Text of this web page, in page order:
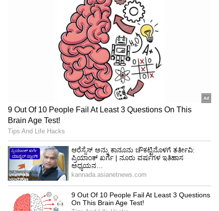
ಕೂಡ ಅಗತ್ಯ. ಕೆಲವರು ಪ್ರತಿ ದಿನ ಆರರಿಂದ ಏಳು ಗಂಟೆ ನಿದ್ರೆ
ಮಾಡ್ತಾರೆ. ಆದ್ರೆ ನಿದ್ರೆ ಗಾಢವಾಗಿರೋದಿಲ್ಲ. ಅಸಮರ್ಪಕ ನಿದ್ರೆ
ರೋಗನಿರೋಧಕ ಶಕ್ತಿಯನ್ನು ದುರ್ಬಲಗೊಳಿಸುತ್ತದೆ.
ಅಂಥವರು ಪದೇ ಪದೇ ಶೀತ, ಕೆಮ್ಮು ಮತ್ತು ಆಸ್ತಮಾದಿಂದ
ಬಳಲುತ್ತಾರೆ. ರಾತ್ರಿ ಆಗಾಗ್ಗೆ ಎಚ್ಚರಗೊಳ್ಳುತ್ತಿದ್ದರೆ, ಗೊರಕೆ
ಹೊಡೆಯುತ್ತಿದ್ದರೆ ಅಥವಾ ನಿದ್ರೆ ಮಾಡುವ ಮುನ್ನ ಮೊಬೈಲ್
ನೋಡ್ತಿದ್ದರೆ ಇದೆಲ್ಲವೂ ದೇಹವನ್ನು ದುರ್ಬಲಗೊಳಿಸುತ್ತದೆ.